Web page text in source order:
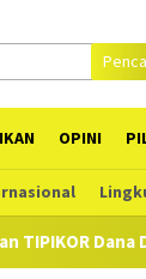
OPINI
Ada Pihak